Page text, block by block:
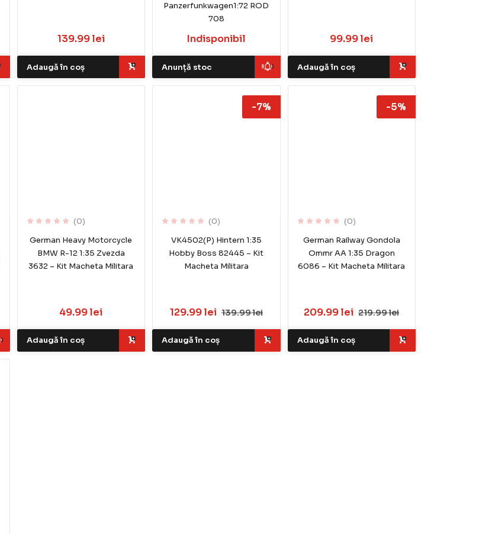
139.99 lei
Adaugă în coș
Panzerfunkwagen1:72 ROD
708
Indisponibil
Anunță stoc
99.99 lei
Adaugă în coș
(0)
German Heavy Motorcycle
BMW R-12 1:35 Zvezda
3632 – Kit Macheta Militara
49.99 lei
Adaugă în coș
(0)
VK4502(P) Hintern 1:35
Hobby Boss 82445 – Kit
Macheta Militara
129.99 lei 139.99 lei
-7%
Adaugă în coș
(0)
German Railway Gondola
Ommr AA 1:35 Dragon
6086 – Kit Macheta Militara
209.99 lei 219.99 lei
-5%
Adaugă în coș